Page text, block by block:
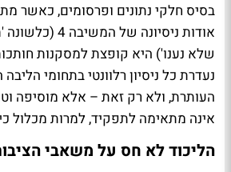
בסיס חלקי נתונים ופרסומים, כאשר
אודות ניסיונה של המשיבה 4 (כלשונה '
שלא נענו')
נעדרת כל ניסיון רלוונטי בתחומי
העותרת, ולא רק זאת – אלא מוסיפה
אינה מתאימה לתפקיד, למרות מכלול
הליכוד לא חס על משאבי